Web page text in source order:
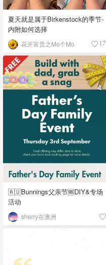
夏天就是属于Birkenstock的季节-
内附如何选择
花开富贵之Mo个Mo 17
🇦🇺Bunnings父亲节🆓DIY&专场
活动
sherry在澳洲